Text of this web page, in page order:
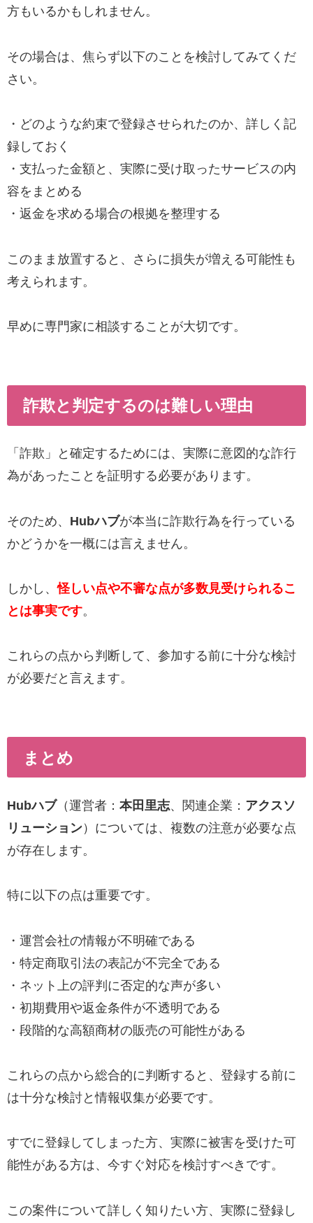
方もいるかもしれません。
その場合は、焦らず以下のことを検討してみてくだ
さい。
・どのような約束で登録させられたのか、詳しく記
録しておく
・支払った金額と、実際に受け取ったサービスの内
容をまとめる
・返金を求める場合の根拠を整理する
このまま放置すると、さらに損失が増える可能性も
考えられます。
早めに専門家に相談することが大切です。
詐欺と判定するのは難しい理由
「詐欺」と確定するためには、実際に意図的な詐行
為があったことを証明する必要があります。
そのため、 Hubハブが本当に詐欺行為を行っている
かどうかを一概には言えません。
しかし、怪しい点や不審な点が多数見受けられるこ
とは事実です。
これらの点から判断して、参加する前に十分な検討
が必要だと言えます。
まとめ
Hubハブ（運営者： 本田里志、関連企業： アクスソ
リューション）については、複数の注意が必要な点
が存在します。
特に以下の点は重要です。
・運営会社の情報が不明確である
・特定商取引法の表記が不完全である
・ネット上の評判に否定的な声が多い
・初期費用や返金条件が不透明である
・段階的な高額商材の販売の可能性がある
これらの点から総合的に判断すると、登録する前に
は十分な検討と情報収集が必要です。
すでに登録してしまった方、実際に被害を受けた可
能性がある方は、今すぐ対応を検討すべきです。
この案件について詳しく知りたい方、実際に登録し